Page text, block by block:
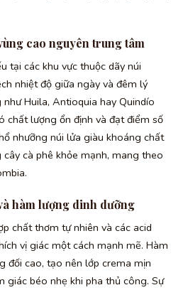
cao nguyên trung tâm
tại các khu vực thuộc dãy núi
nhiệt độ giữa ngày và đêm lý
Huila, Antioquia hay Quindío
chất lượng ổn định và đạt điểm số
nhưỡng núi lửa giàu khoáng chất
cà phê khỏe mạnh, mang theo
hàm lượng dinh dưỡng
chất thơm tự nhiên và các acid
vị giác một cách mạnh mẽ. Hàm
đối cao, tạo nên lớp crema mịn
giác béo nhẹ khi pha thủ công. Sự